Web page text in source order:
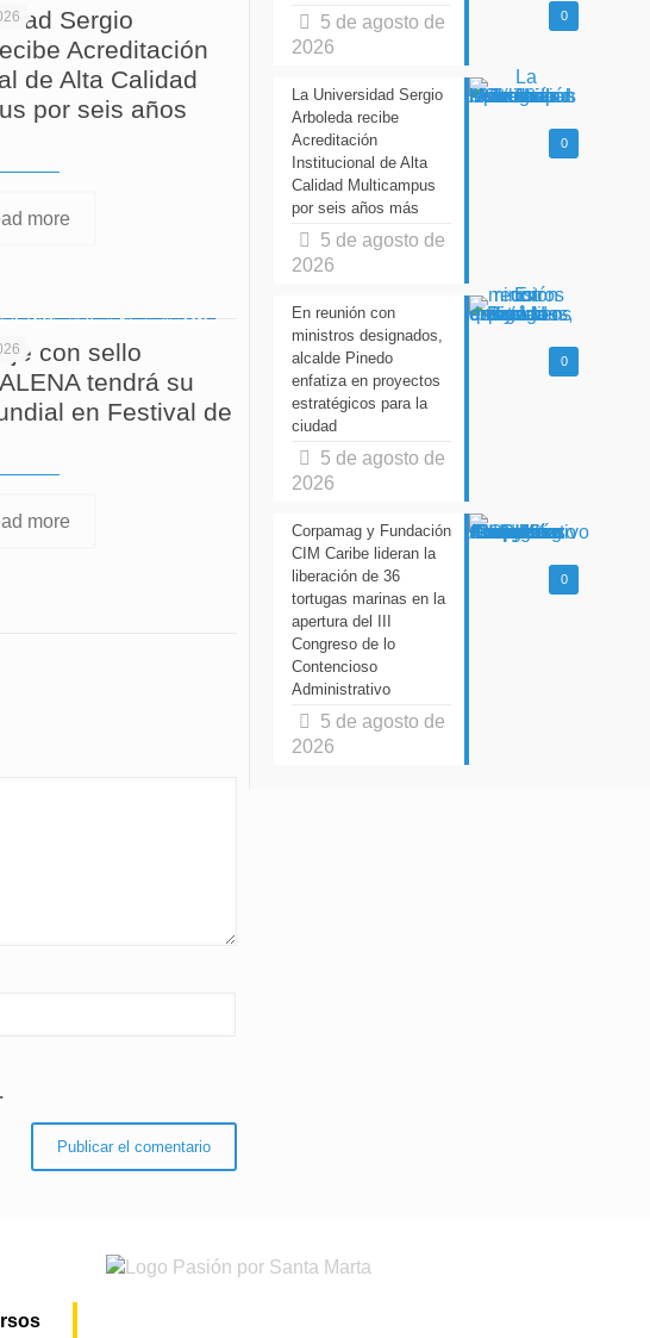
Sergio
Acreditación
de Alta Calidad
por seis años
more
con sello
tendrá su
en Festival de
more
0
5 de agosto de
2026
0
La Universidad Sergio
Arboleda recibe
Acreditación
Institucional de Alta
Calidad Multicampus
por seis años más
5 de agosto de
2026
0
En reunión con
ministros designados,
alcalde Pinedo
enfatiza en proyectos
estratégicos para la
ciudad
5 de agosto de
2026
0
Corpamag y Fundación
CIM Caribe lideran la
liberación de 36
tortugas marinas en la
apertura del III
Congreso de lo
Contencioso
Administrativo
5 de agosto de
2026